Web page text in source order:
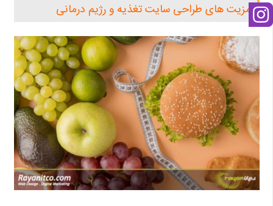
مزیت های طراحی سایت تغذیه و رژیم درمانی